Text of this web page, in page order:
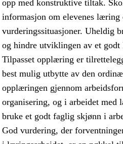
opp med konstruktive tiltak.
informasjon om elevenes læring
vurderingssituasjoner. Uheldig
og hindre utviklingen av et
Tilpasset opplæring er
best mulig utbytte av den
opplæringen gjennom
organisering, og i arbeidet
bruke et godt faglig skjønn i
God vurdering, der